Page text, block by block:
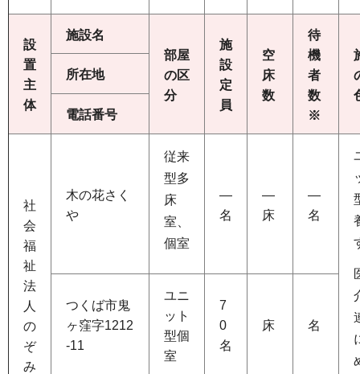
設
置
主
体
施設名
部屋
の区
分
施
設
定
員
空
床
数
待
機
者
数
※
所在地
電話番号
社
会
福
祉
法
人
の
ぞ
み
木の花さく
や
従来
型多
床
室、
個室
―
名
―
床
―
名
つくば市鬼
ヶ窪字1212
-11
ユニ
ット
型個
室
7
0
名
床 名